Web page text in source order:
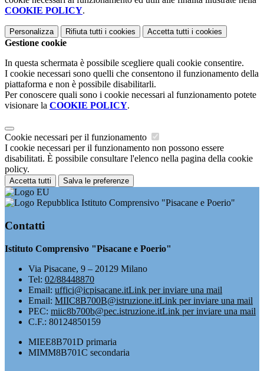
COOKIE POLICY.
Personalizza Rifiuta tutti i cookies Accetta tutti i cookies
Gestione cookie
In questa schermata è possibile scegliere quali cookie consentire.
I cookie necessari sono quelli che consentono il funzionamento della
piattaforma e non è possibile disabilitarli.
Per conoscere quali sono i cookie necessari al funzionamento potete
visionare la COOKIE POLICY.
Cookie necessari per il funzionamento
I cookie necessari per il funzionamento non possono essere
disabilitati. È possibile consultare l'elenco nella pagina della cookie
policy.
Accetta tutti Salva le preferenze
Istituto Comprensivo "Pisacane e Poerio"
Contatti
Istituto Comprensivo "Pisacane e Poerio"
Via Pisacane, 9 – 20129 Milano
Tel: 02/88448870
Email: uffici@icpisacane.itLink per inviare una mail
Email: MIIC8B700B@istruzione.itLink per inviare una mail
PEC: miic8b700b@pec.istruzione.itLink per inviare una mail
C.F.: 80124850159
MIEE8B701D primaria
MIMM8B701C secondaria